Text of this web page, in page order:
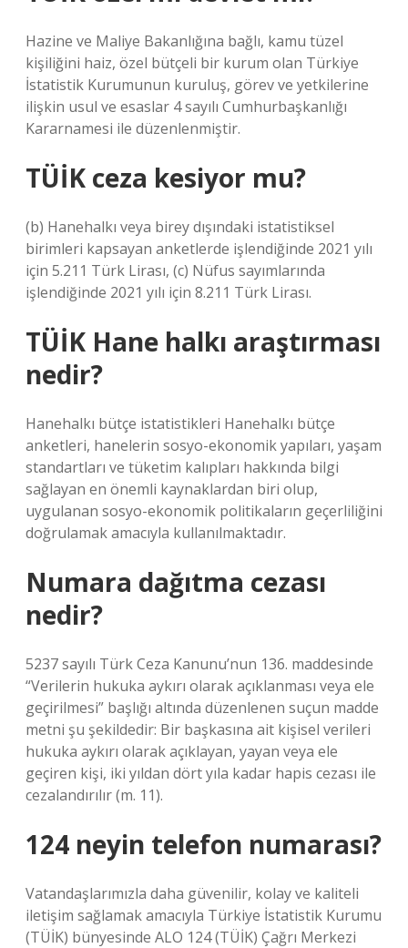
Hazine ve Maliye Bakanlığına bağlı, kamu tüzel
kişiliğini haiz, özel bütçeli bir kurum olan Türkiye
İstatistik Kurumunun kuruluş, görev ve yetkilerine
ilişkin usul ve esaslar 4 sayılı Cumhurbaşkanlığı
Kararnamesi ile düzenlenmiştir.
TÜİK ceza kesiyor mu?
(b) Hanehalkı veya birey dışındaki istatistiksel
birimleri kapsayan anketlerde işlendiğinde 2021 yılı
için 5.211 Türk Lirası, (c) Nüfus sayımlarında
işlendiğinde 2021 yılı için 8.211 Türk Lirası.
TÜİK Hane halkı araştırması
nedir?
Hanehalkı bütçe istatistikleri Hanehalkı bütçe
anketleri, hanelerin sosyo-ekonomik yapıları, yaşam
standartları ve tüketim kalıpları hakkında bilgi
sağlayan en önemli kaynaklardan biri olup,
uygulanan sosyo-ekonomik politikaların geçerliliğini
doğrulamak amacıyla kullanılmaktadır.
Numara dağıtma cezası
nedir?
5237 sayılı Türk Ceza Kanunu’nun 136. maddesinde
“Verilerin hukuka aykırı olarak açıklanması veya ele
geçirilmesi” başlığı altında düzenlenen suçun madde
metni şu şekildedir: Bir başkasına ait kişisel verileri
hukuka aykırı olarak açıklayan, yayan veya ele
geçiren kişi, iki yıldan dört yıla kadar hapis cezası ile
cezalandırılır (m. 11).
124 neyin telefon numarası?
Vatandaşlarımızla daha güvenilir, kolay ve kaliteli
iletişim sağlamak amacıyla Türkiye İstatistik Kurumu
(TÜİK) bünyesinde ALO 124 (TÜİK) Çağrı Merkezi